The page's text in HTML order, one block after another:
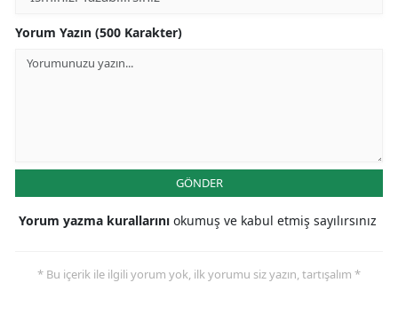
Yorum Yazın (500 Karakter)
GÖNDER
Yorum yazma kurallarını okumuş ve kabul etmiş sayılırsınız
* Bu içerik ile ilgili yorum yok, ilk yorumu siz yazın, tartışalım *